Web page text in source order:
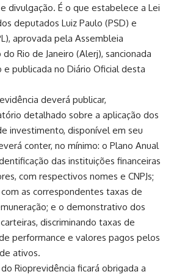
divulgação. É o que estabelece a Lei
deputados Luiz Paulo (PSD) e
aprovada pela Assembleia
Rio de Janeiro (Alerj), sancionada
publicada no Diário Oficial desta
deverá publicar,
detalhado sobre a aplicação dos
investimento, disponível em seu
conter, no mínimo: o Plano Anual
das instituições financeiras
com respectivos nomes e CNPJs;
as correspondentes taxas de
e o demonstrativo dos
discriminando taxas de
performance e valores pagos pelos
ativos.
Rioprevidência ficará obrigada a